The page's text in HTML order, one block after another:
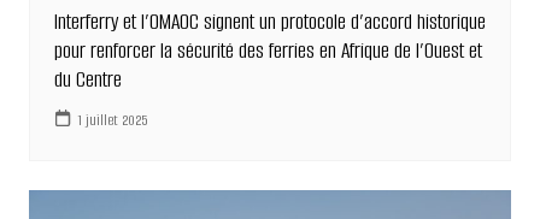
Interferry et l’OMAOC signent un protocole d’accord historique
pour renforcer la sécurité des ferries en Afrique de l’Ouest et
du Centre
1 juillet 2025